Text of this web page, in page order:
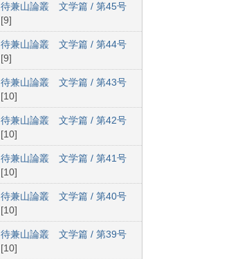
待兼山論叢 文学篇 / 第45号
[9]
待兼山論叢 文学篇 / 第44号
[9]
待兼山論叢 文学篇 / 第43号
[10]
待兼山論叢 文学篇 / 第42号
[10]
待兼山論叢 文学篇 / 第41号
[10]
待兼山論叢 文学篇 / 第40号
[10]
待兼山論叢 文学篇 / 第39号
[10]